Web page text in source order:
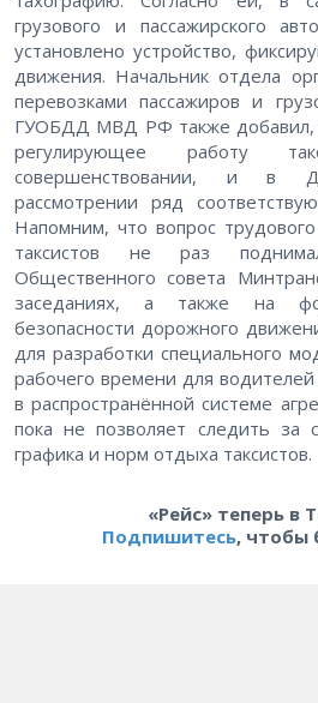
грузового и пассажирского
установлено устройство,
движения. Начальник отдела
перевозками пассажиров и
ГУОБДД МВД РФ также добавил,
регулирующее работу
совершенствовании, и в
рассмотрении ряд
Напомним, что вопрос
таксистов не раз
Общественного совета
заседаниях, а также на
безопасности дорожного
для разработки специального
рабочего времени для
в распространённой системе
пока не позволяет следить за
графика и норм отдыха таксистов.
«Рейс» теперь в
Подпишитесь, чтобы